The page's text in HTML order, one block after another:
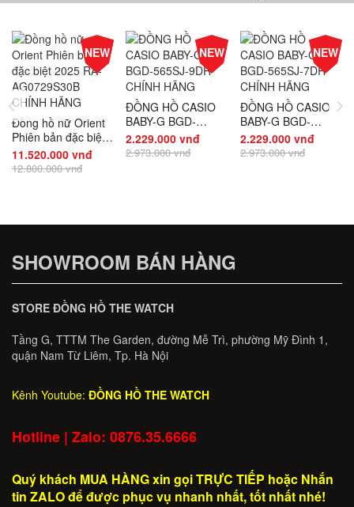
-10%
Giá
NEW
Đồng hồ nữ Orient
Phiên bản đặc biệt
2025 RA-
AG0729S30B
11.520.000 vnđ
12.800.000 vnđ
-25%
Giá
NEW
ĐỒNG HỒ CASIO
BABY-G BGD-
565SJ-9DR CHÍNH
HÃNG
2.229.000 vnđ
2.973.000 vnđ
-25%
Giá
NEW
ĐỒNG HỒ CASIO
BABY-G BGD-
565SJ-7DR CHÍNH
HÃNG
2.229.000 vnđ
2.973.000 vnđ
SHOWROOM BÁN HÀNG
STORE ĐỒNG HỒ THE WATCH
Tầng G, TTTM The Garden, đường Mễ Trì, phường Mỹ Đình 1,
quận Nam Từ Liêm, Tp. Hà Nội
Kênh Youtube: ĐỒNG HỒ THE WATCH
Hotline | Zalo: 0876.35.6666
Quý khách MUA HÀNG xin gọi TRỰC TIẾP hoặc Nhắn
tin ZALO để được phục vụ nhanh nhất, tốt nhất nhé!